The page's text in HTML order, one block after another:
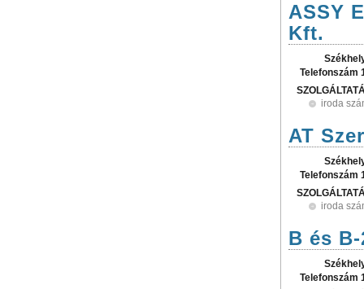
ASSY
Kft.
Telefonszám
iroda
AT
Telefonszám
iroda
B és
Telefonszám